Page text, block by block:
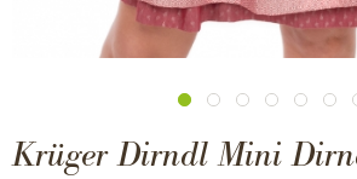
Krüger Dirndl Mini